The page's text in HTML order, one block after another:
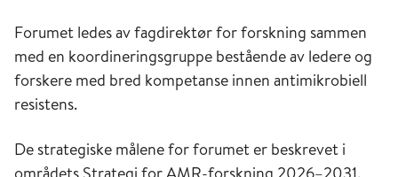
Forumet ledes av fagdirektør for forskning sammen
med en koordineringsgruppe bestående av ledere og
forskere med bred kompetanse innen antimikrobiell
resistens.
De strategiske målene for forumet er beskrevet i